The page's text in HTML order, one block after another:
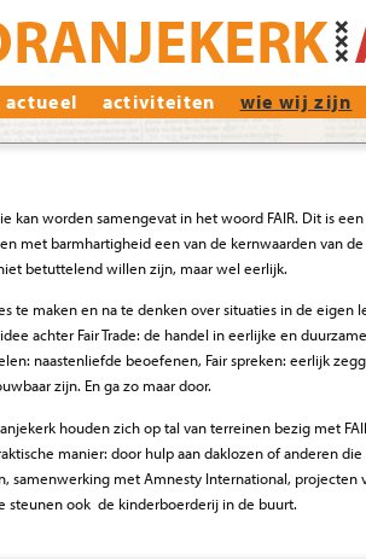
actueel activiteiten wie wij zijn
kan worden samengevat in het woord FAIR. Dit is
met barmhartigheid een van de kernwaarden van
betuttelend willen zijn, maar wel eerlijk.
te maken en na te denken over situaties in de eigen
achter Fair Trade: de handel in eerlijke en
naastenliefde beoefenen, Fair spreken: eerlijk
zijn. En ga zo maar door.
houden zich op tal van terreinen bezig met
manier: door hulp aan daklozen of anderen
samenwerking met Amnesty International,
steunen ook de kinderboerderij in de buurt.